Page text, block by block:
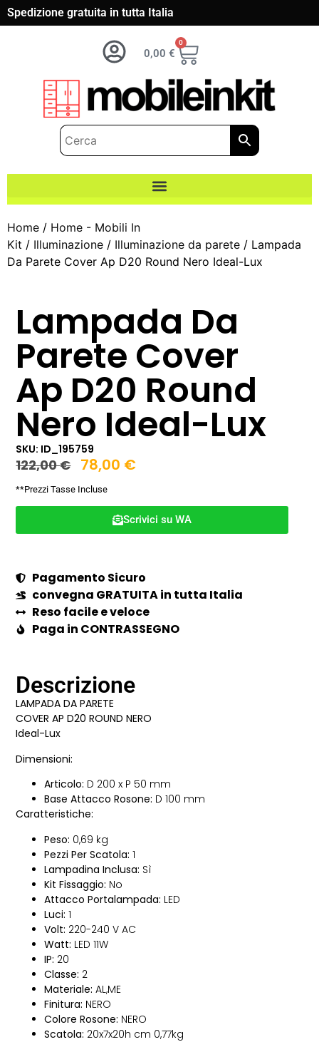
Spedizione gratuita in tutta Italia
0,00 €
0
Home / Home - Mobili In
Kit / Illuminazione / Illuminazione da parete / Lampada
Da Parete Cover Ap D20 Round Nero Ideal-Lux
Lampada Da
Parete Cover
Ap D20 Round
Nero Ideal-Lux
SKU: ID_195759
122,00€ 78,00 €
**Prezzi Tasse Incluse
Scrivici su WA
Pagamento Sicuro
convegna GRATUITA in tutta Italia
Reso facile e veloce
Paga in CONTRASSEGNO
Descrizione
LAMPADA DA PARETE
COVER AP D20 ROUND NERO
Ideal-Lux
Dimensioni:
Articolo: D 200 x P 50 mm
Base Attacco Rosone: D 100 mm
Caratteristiche:
Peso: 0,69 kg
Pezzi Per Scatola: 1
Lampadina Inclusa: Sì
Kit Fissaggio: No
Attacco Portalampada: LED
Luci: 1
Volt: 220-240 V AC
Watt: LED 11W
IP: 20
Classe: 2
Materiale: AL,ME
Finitura: NERO
Colore Rosone: NERO
Scatola: 20x7x20h cm 0,77kg